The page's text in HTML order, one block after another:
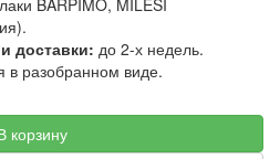
BARPIMO, MILESI
доставки: до 2-х недель.
в разобранном виде.
корзину